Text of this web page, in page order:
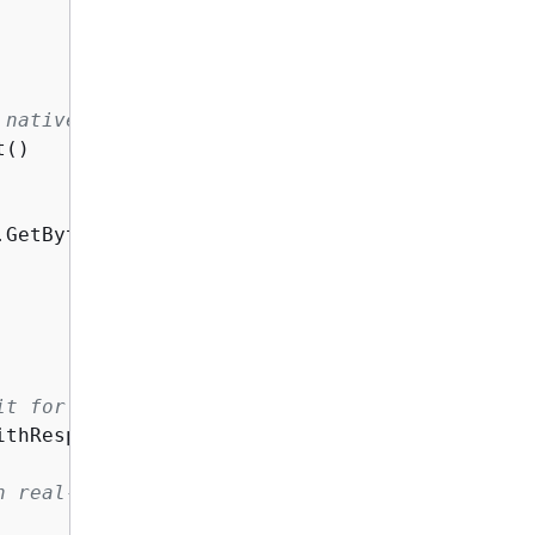
request payload.
for the response.
real-time.